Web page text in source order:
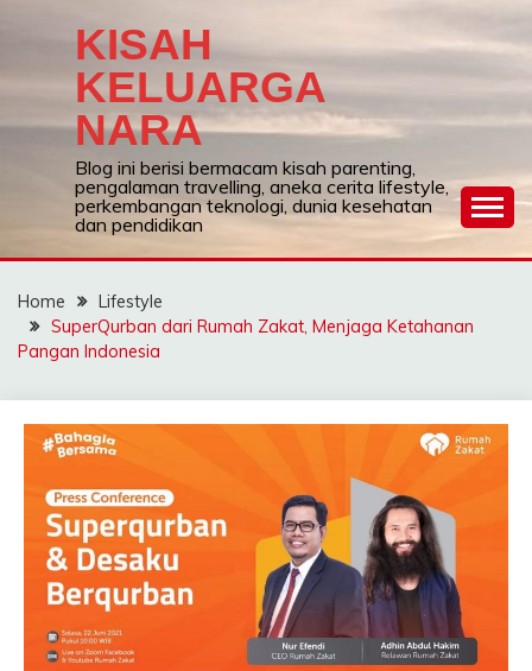
KISAH
KELUARGA
NARA
Blog ini berisi bermacam kisah parenting,
pengalaman travelling, aneka cerita lifestyle,
perkembangan teknologi, dunia kesehatan
dan pendidikan
Home
Lifestyle
SuperQurban dari Rumah Zakat, Menjaga Ketahanan
Pangan Indonesia